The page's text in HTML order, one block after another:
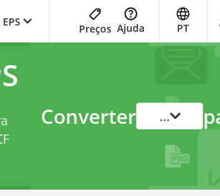
Preços Ajuda PT
Converter ...